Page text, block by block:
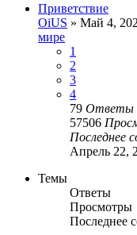
Приветствие
OiUS » Май 4,
мире
1
2
3
4
79 Ответы
57506
Последнее
Апрель 22,
Темы
Ответы
Просмотры
Последнее